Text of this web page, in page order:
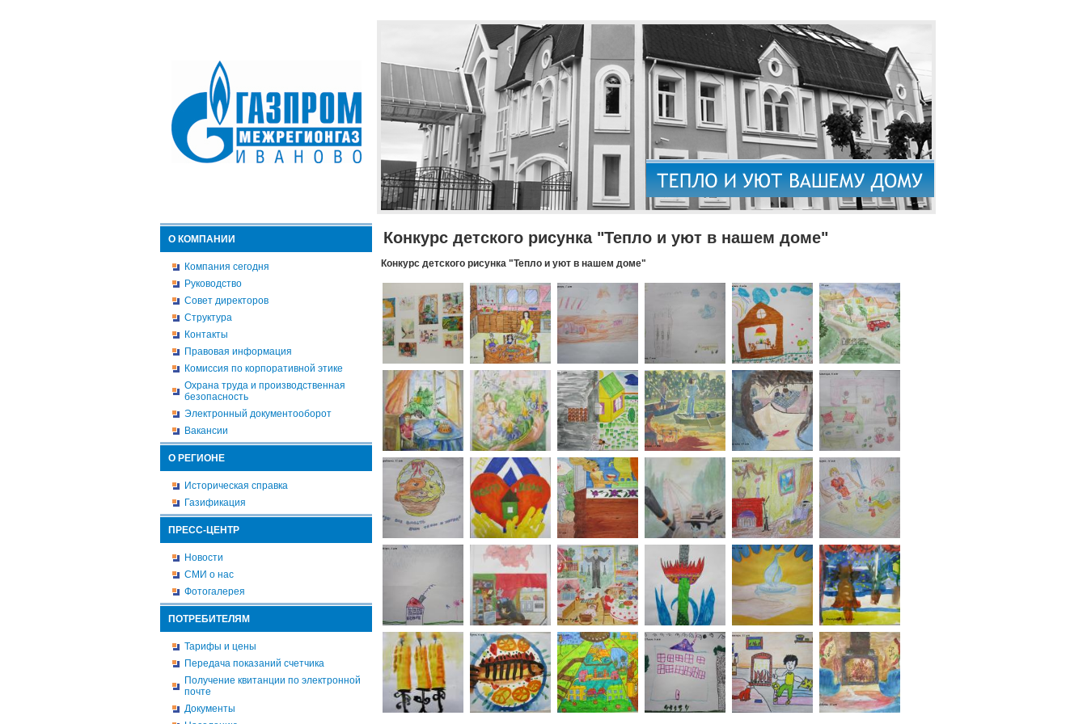
О КОМПАНИИ
Компания сегодня
Руководство
Совет директоров
Структура
Контакты
Правовая информация
Комиссия по корпоративной этике
Охрана труда и производственная
безопасность
Электронный документооборот
Вакансии
О РЕГИОНЕ
Историческая справка
Газификация
ПРЕСС-ЦЕНТР
Новости
СМИ о нас
Фотогалерея
ПОТРЕБИТЕЛЯМ
Тарифы и цены
Передача показаний счетчика
Получение квитанции по электронной
почте
Документы
Конкурс детского рисунка "Тепло и уют в нашем доме"
Конкурс детского рисунка "Тепло и уют в нашем доме"